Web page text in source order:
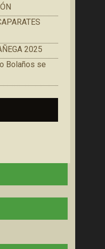
2025
Bolaños se